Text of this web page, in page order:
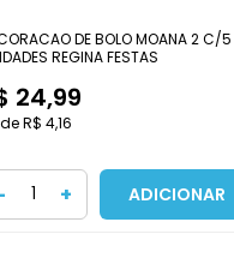
DE BOLO MOANA 2 C/5
REGINA FESTAS
24,99
R$ 4,16
+ ADICIONAR